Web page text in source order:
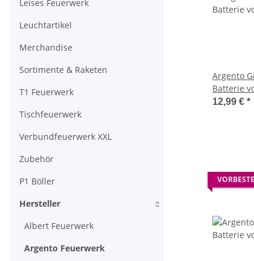
Argento
Batterie
12,99 € *
Leises Feuerwerk
Leuchtartikel
Merchandise
Sortimente & Raketen
T1 Feuerwerk
Tischfeuerwerk
Verbundfeuerwerk XXL
Zubehör
P1 Böller
Hersteller
Albert Feuerwerk
Argento Feuerwerk